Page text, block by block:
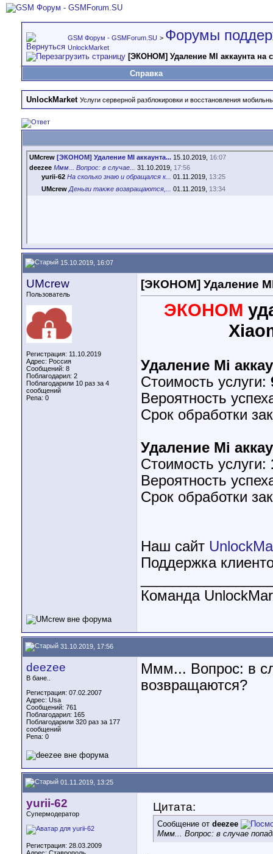
GSM Форум - GSMForum.SU > Форумы
UnlockMarket
[ЭКОНОМ] Удаление MI аккаунта на
Справка
UnlockMarket Услуги серверной разблокировки и восстановления
UMcrew [ЭКОНОМ] Удаление MI аккаунта... 15.10.2019, 16:07
deezee Ммм... Вопрос: в случае... 31.10.2019, 17:56
yurii-62 На сколько знаю и обращался к... 01.11.2019, 13:25
UMcrew Деньги также возвращаются,... 01.11.2019, 13:34
15.10.2019, 16:07
UMcrew
Пользователь
Регистрация: 11.10.2019
Адрес: Россия
Сообщений: 8
Поблагодарил: 2
Поблагодарили 10 раз за 4
сообщений
Репа: 0
[ЭКОНОМ] Удаление MI
ЭКОНОМ
Удаление Mi
Стоимость услуги:
Вероятность
Срок обработки
Удаление Mi
Стоимость услуги:
Вероятность
Срок обработки
Наш сайт
Поддержка
Команда
31.10.2019, 17:56
deezee
В бане..
Регистрация: 07.02.2007
Адрес: Usa
Сообщений: 761
Поблагодарил: 165
Поблагодарили 320 раз за 177
сообщений
Репа: 0
Ммм... Вопрос: в
возвращаются?
01.11.2019, 13:25
yurii-62
Супермодератор
Регистрация: 28.03.2009
Цитата:
Сообщение от deezee
Ммм... Вопрос: в случае